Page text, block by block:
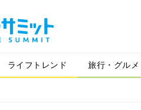
ライフトレンド 旅行・グルメ